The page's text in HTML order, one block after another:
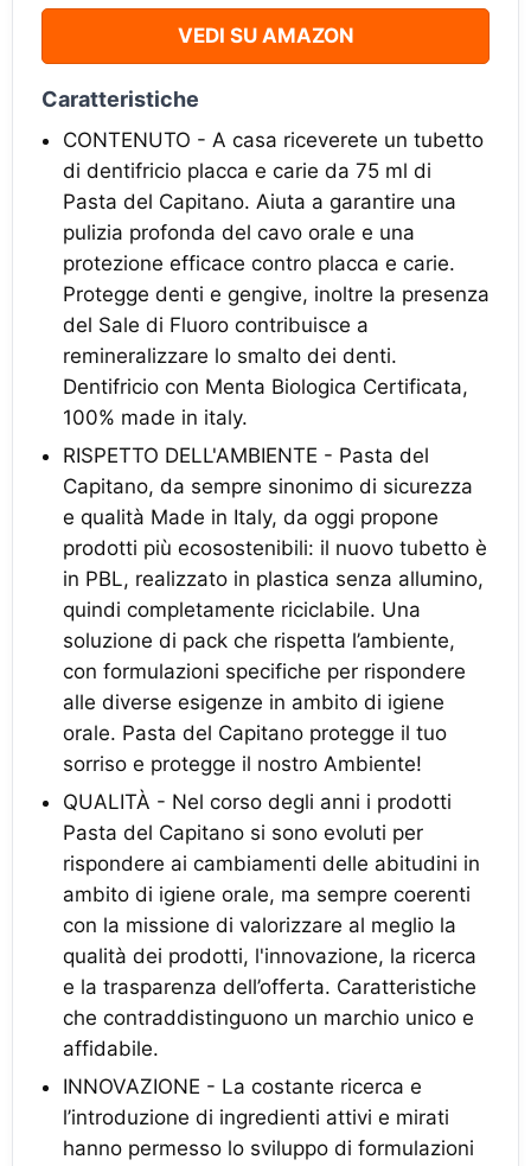
VEDI SU AMAZON
Caratteristiche
CONTENUTO - A casa riceverete un tubetto
di dentifricio placca e carie da 75 ml di
Pasta del Capitano. Aiuta a garantire una
pulizia profonda del cavo orale e una
protezione efficace contro placca e carie.
Protegge denti e gengive, inoltre la presenza
del Sale di Fluoro contribuisce a
remineralizzare lo smalto dei denti.
Dentifricio con Menta Biologica Certificata,
100% made in italy.
RISPETTO DELL'AMBIENTE - Pasta del
Capitano, da sempre sinonimo di sicurezza
e qualità Made in Italy, da oggi propone
prodotti più ecosostenibili: il nuovo tubetto è
in PBL, realizzato in plastica senza allumino,
quindi completamente riciclabile. Una
soluzione di pack che rispetta l’ambiente,
con formulazioni specifiche per rispondere
alle diverse esigenze in ambito di igiene
orale. Pasta del Capitano protegge il tuo
sorriso e protegge il nostro Ambiente!
QUALITÀ - Nel corso degli anni i prodotti
Pasta del Capitano si sono evoluti per
rispondere ai cambiamenti delle abitudini in
ambito di igiene orale, ma sempre coerenti
con la missione di valorizzare al meglio la
qualità dei prodotti, l'innovazione, la ricerca
e la trasparenza dell’offerta. Caratteristiche
che contraddistinguono un marchio unico e
affidabile.
INNOVAZIONE - La costante ricerca e
l’introduzione di ingredienti attivi e mirati
hanno permesso lo sviluppo di formulazioni